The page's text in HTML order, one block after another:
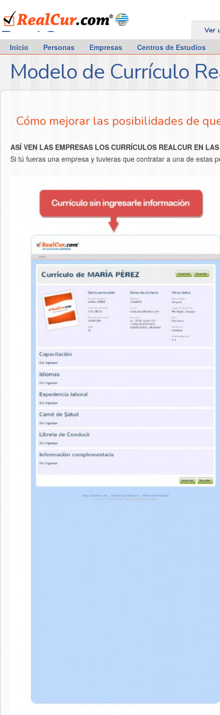
RealCur.com Ver
Inicio Personas Empresas Centros de Estudios
Modelo de Currículo
Cómo mejorar las posibilidades de
ASÍ VEN LAS EMPRESAS LOS CURRÍCULOS REALCUR EN
Si tú fueras una empresa y tuvieras que contratar a una de estas